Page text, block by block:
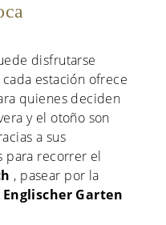
disfrutarse
estación ofrece
quienes deciden
y el otoño son
a sus
para recorrer el
, pasear por la
Englischer Garten